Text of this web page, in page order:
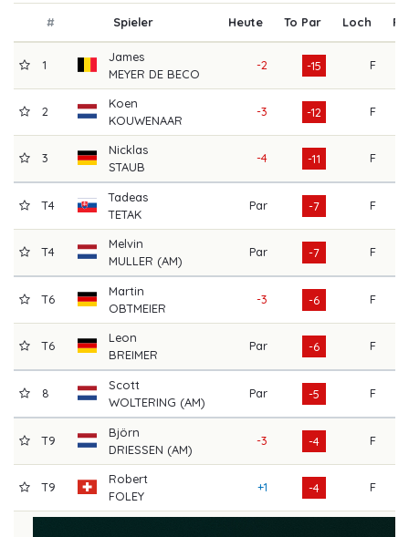
# Spieler Heute To Par Loch R1
1
James
MEYER DE BECO
-2 -15 F
2
Koen
KOUWENAAR
-3 -12 F
3
Nicklas
STAUB
-4 -11 F
T4
Tadeas
TETAK
Par -7 F
T4
Melvin
MULLER (AM)
Par -7 F
T6
Martin
OBTMEIER
-3 -6 F
T6
Leon
BREIMER
Par -6 F
8
Scott
WOLTERING (AM)
Par -5 F
T9
Björn
DRIESSEN (AM)
-3 -4 F
T9
Robert
FOLEY
+1 -4 F